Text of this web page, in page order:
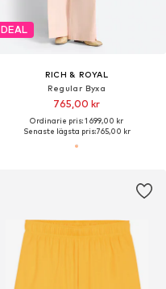
DEAL
RICH & ROYAL
Regular Byxa
765,00 kr
Ordinarie pris: 1 699,00 kr
Senaste lägsta pris:765,00 kr